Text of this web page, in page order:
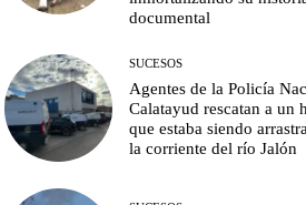
documental
SUCESOS
Agentes de la Policía
Calatayud rescatan a un
que estaba siendo
la corriente del río Jalón